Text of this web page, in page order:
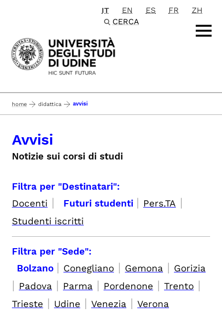
Passa al contenuto principale
IT EN ES FR
ZH
CERCA
home didattica avvisi
Avvisi
Notizie sui corsi di studi
Filtra per "Destinatari":
Docenti | Futuri studenti | Pers.TA |
Studenti iscritti
Filtra per "Sede":
Bolzano | Conegliano | Gemona | Gorizia
| Padova | Parma | Pordenone | Trento |
Trieste | Udine | Venezia | Verona